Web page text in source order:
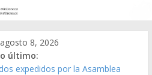
8, 2026
último:
expedidos por la Asamblea